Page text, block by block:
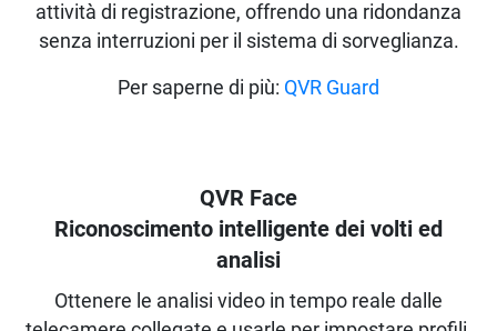
attività di registrazione, offrendo una ridondanza
senza interruzioni per il sistema di sorveglianza.
Per saperne di più: QVR Guard
QVR Face
Riconoscimento intelligente dei volti ed
analisi
Ottenere le analisi video in tempo reale dalle